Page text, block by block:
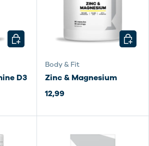
D3
KIES MOGELIJKHEDEN
Body & Fit
Zinc & Magnesium
12,99
KIES